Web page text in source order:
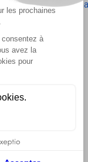
Radiateurs